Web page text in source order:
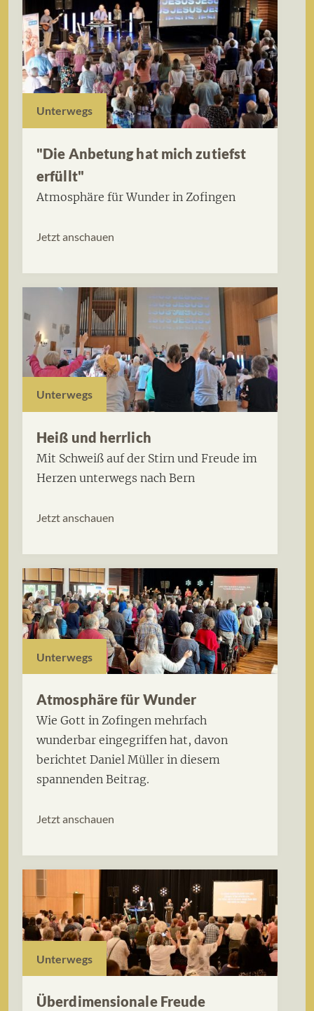
Unterwegs
"Die Anbetung hat mich zutiefst
erfüllt"
Atmosphäre für Wunder in Zofingen
Jetzt anschauen
Unterwegs
Heiß und herrlich
Mit Schweiß auf der Stirn und Freude im
Herzen unterwegs nach Bern
Jetzt anschauen
Unterwegs
Atmosphäre für Wunder
Wie Gott in Zofingen mehrfach
wunderbar eingegriffen hat, davon
berichtet Daniel Müller in diesem
spannenden Beitrag.
Jetzt anschauen
Unterwegs
Überdimensionale Freude